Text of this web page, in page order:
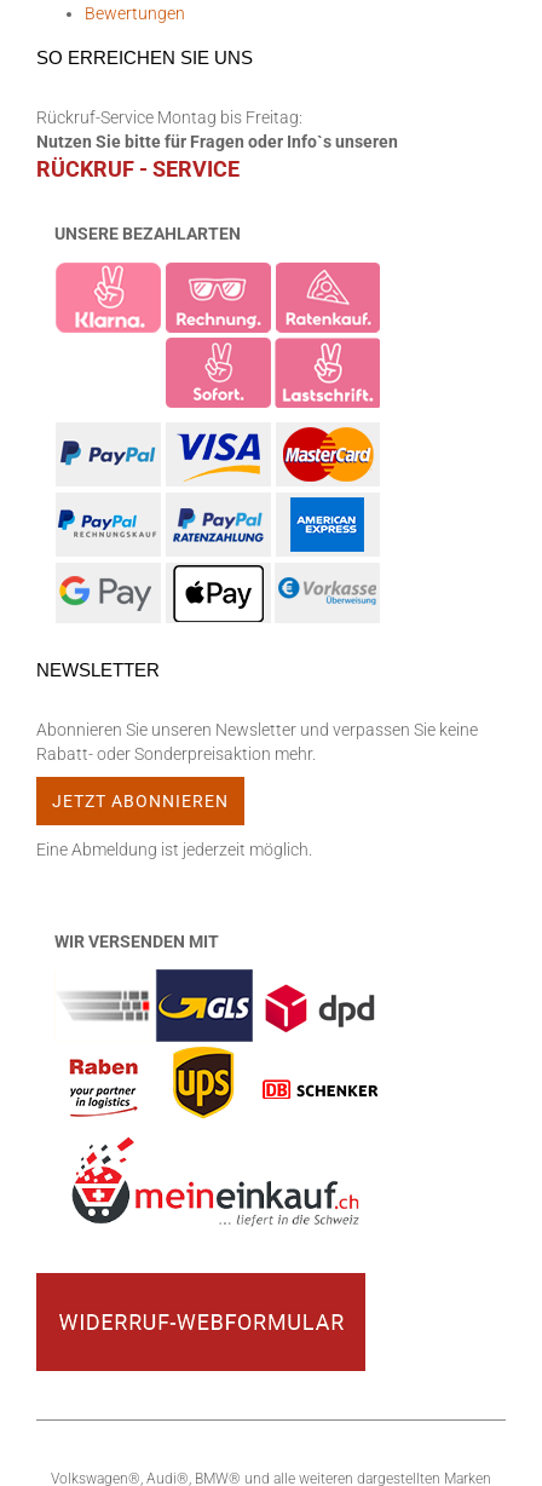
Bewertungen
SO ERREICHEN SIE UNS
Rückruf-Service Montag bis Freitag:
Nutzen Sie bitte für Fragen oder Info`s unseren
RÜCKRUF - SERVICE
UNSERE BEZAHLARTEN
NEWSLETTER
Abonnieren Sie unseren Newsletter und verpassen Sie keine
Rabatt- oder Sonderpreisaktion mehr.
Eine Abmeldung ist jederzeit möglich.
WIR VERSENDEN MIT
Volkswagen®, Audi®, BMW® und alle weiteren dargestellten Marken